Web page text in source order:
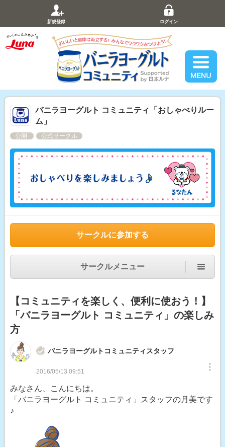
新規登録 ログイン
バニラヨーグルト コミュニティ「おしゃべりルー
ム」
公開 公式サークル
サークルに参加する
サークルメニュー
【コミュニティを楽しく、便利に使おう！】
「バニラヨーグルト コミュニティ」の楽しみ
方
バニラヨーグルトコミュニティスタッフ
2016/05/13 09:51 ︙
みなさん、こんにちは。
「バニラヨーグルト コミュニティ」スタッフの月美です
♪